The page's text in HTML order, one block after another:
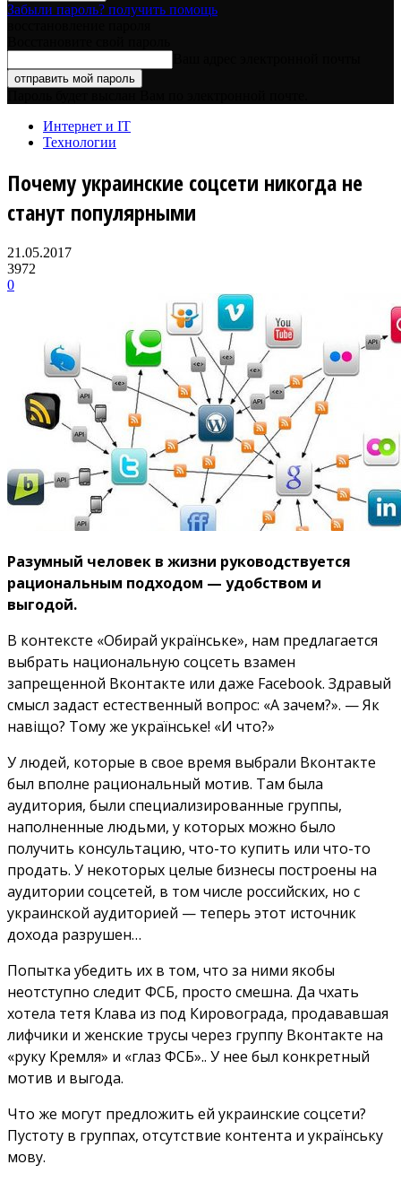
Забыли пароль? получить помощь
Интернет и IT
Технологии
Почему украинские соцсети никогда не
станут популярными
21.05.2017
3972
0
Разумный человек в жизни руководствуется
рациональным подходом — удобством и
выгодой.
В контексте «Обирай українське», нам предлагается
выбрать национальную соцсеть взамен
запрещенной Вконтакте или даже Facebook. Здравый
смысл задаст естественный вопрос: «А зачем?». — Як
навіщо? Тому же українське! «И что?»
У людей, которые в свое время выбрали Вконтакте
был вполне рациональный мотив. Там была
аудитория, были специализированные группы,
наполненные людьми, у которых можно было
получить консультацию, что-то купить или что-то
продать. У некоторых целые бизнесы построены на
аудитории соцсетей, в том числе российских, но с
украинской аудиторией — теперь этот источник
дохода разрушен…
Попытка убедить их в том, что за ними якобы
неотступно следит ФСБ, просто смешна. Да чхать
хотела тетя Клава из под Кировограда, продававшая
лифчики и женские трусы через группу Вконтакте на
«руку Кремля» и «глаз ФСБ».. У нее был конкретный
мотив и выгода.
Что же могут предложить ей украинские соцсети?
Пустоту в группах, отсутствие контента и українську
мову.